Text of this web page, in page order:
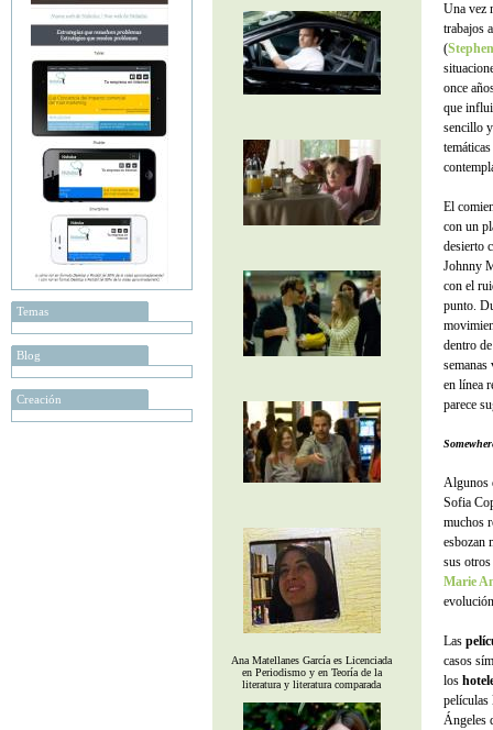
Temas
Blog
Creación
Ana Matellanes García es Licenciada
en Periodismo y en Teoría de la
literatura y literatura comparada
Una vez
trabajos
(
once
que
sencillo
El
con un
desierto
Johnny
con el
punto.
dentro
en línea
parece
Algunos
Sofia
muchos
esbozan
sus
Marie
Las
casos
los
películas
Ángeles